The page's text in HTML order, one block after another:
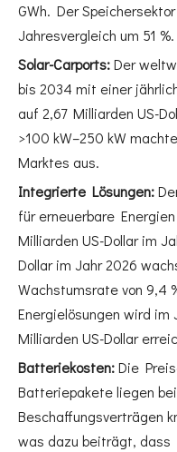
GWh. Der
Jahresvergleich um 51 %.
Solar-Carports:Der
bis 2034 mit einer
auf 2,67 Milliarden US-
>100 kW–250 kW
Marktes aus.
Integrierte Lösungen:
für erneuerbare
Milliarden US-Dollar im
Dollar im Jahr 2026
Wachstumsrate von 9,4
Energielösungen wird
Milliarden US-Dollar
Batteriekosten:Die
Batteriepakete liegen
Beschaffungsverträgen
was dazu beiträgt, dass